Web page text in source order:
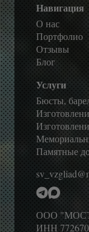
Навигация
О нас
Портфолио
Отзывы
Блог
Услуги
Бюсты,
Памятные
ООО
ИНН